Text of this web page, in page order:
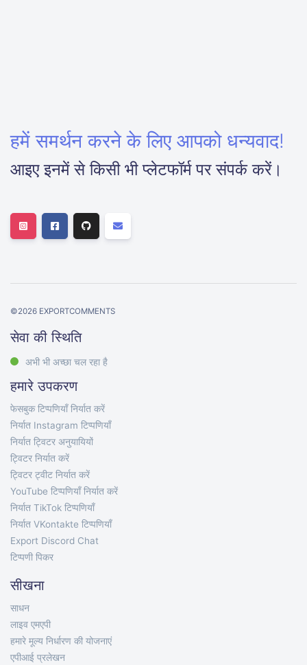
हमें समर्थन करने के लिए आपको धन्यवाद!
आइए इनमें से किसी भी प्लेटफॉर्म पर संपर्क करें।
©2026 EXPORTCOMMENTS
सेवा की स्थिति
अभी भी अच्छा चल रहा है
हमारे उपकरण
फेसबुक टिप्पणियाँ निर्यात करें
निर्यात Instagram टिप्पणियाँ
निर्यात ट्विटर अनुयायियों
ट्विटर निर्यात करें
ट्विटर ट्वीट निर्यात करें
YouTube टिप्पणियाँ निर्यात करें
निर्यात TikTok टिप्पणियाँ
निर्यात VKontakte टिप्पणियाँ
Export Discord Chat
टिप्पणी पिकर
सीखना
साधन
लाइव एमएपी
हमारे मूल्य निर्धारण की योजनाएं
एपीआई प्रलेखन